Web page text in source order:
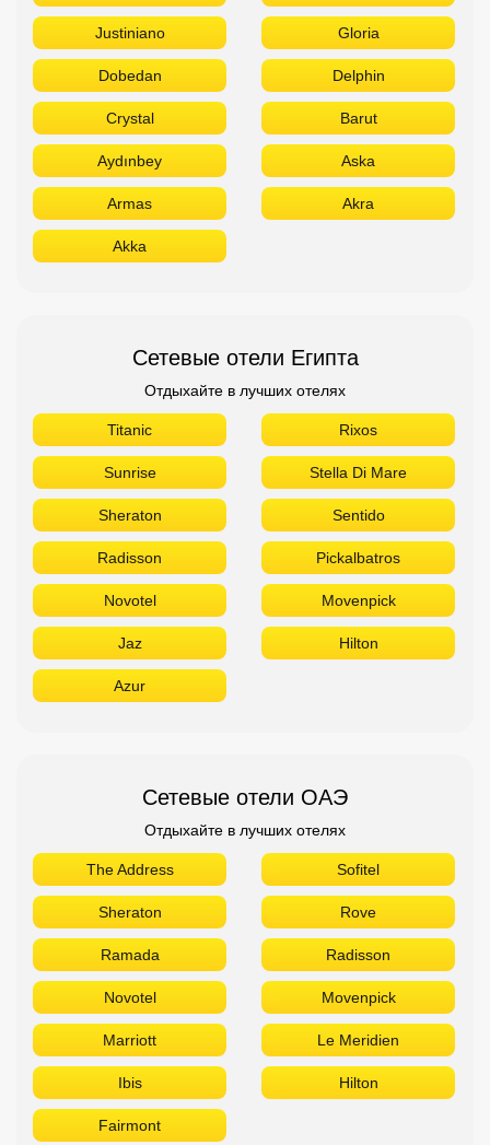
Justiniano Gloria
Dobedan Delphin
Crystal Barut
Aydınbey Aska
Armas Akra
Akka
Сетевые отели Египта
Отдыхайте в лучших отелях
Titanic Rixos
Sunrise Stella Di Mare
Sheraton Sentido
Radisson Pickalbatros
Novotel Movenpick
Jaz Hilton
Azur
Сетевые отели ОАЭ
Отдыхайте в лучших отелях
The Address Sofitel
Sheraton Rove
Ramada Radisson
Novotel Movenpick
Marriott Le Meridien
Ibis Hilton
Fairmont